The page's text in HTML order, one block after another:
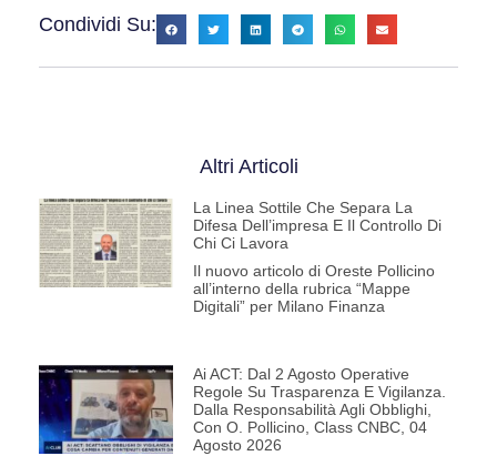
Condividi Su:
Altri Articoli
La Linea Sottile Che Separa La
Difesa Dell’impresa E Il Controllo Di
Chi Ci Lavora
Il nuovo articolo di Oreste Pollicino
all’interno della rubrica “Mappe
Digitali” per Milano Finanza
Ai ACT: Dal 2 Agosto Operative
Regole Su Trasparenza E Vigilanza.
Dalla Responsabilità Agli Obblighi,
Con O. Pollicino, Class CNBC, 04
Agosto 2026